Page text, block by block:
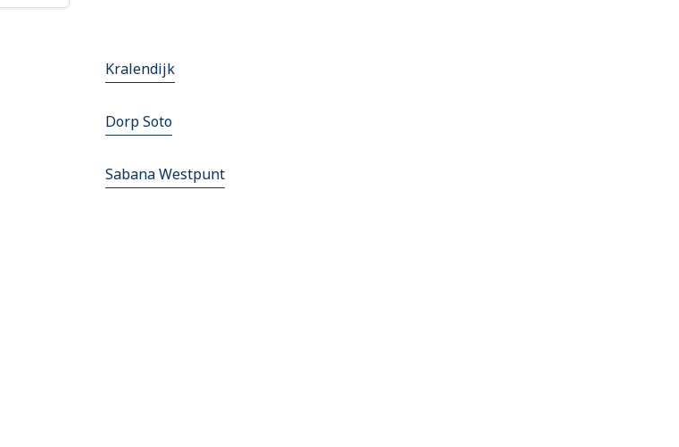
Kralendijk
Dorp Soto
Sabana Westpunt